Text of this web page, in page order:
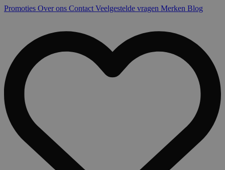
Promoties Over ons Contact Veelgestelde vragen Merken Blog